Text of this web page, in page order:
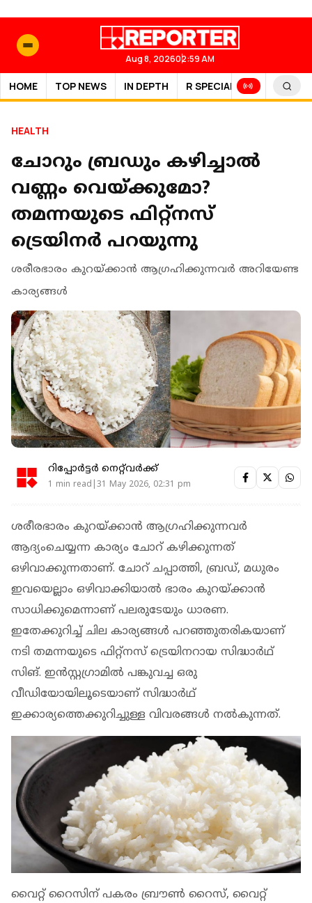
Aug 8, 202602:59 AM
HOME TOP NEWS IN DEPTH R SPECIAL SPORTS
HEALTH
ചോറും ബ്രഡും കഴിച്ചാല്‍
വണ്ണം വെയ്ക്കുമോ?
തമന്നയുടെ ഫിറ്റ്‌നസ്
ട്രെയിനര്‍ പറയുന്നു
ശരീരഭാരം കുറയ്ക്കാന്‍ ആഗ്രഹിക്കുന്നവര്‍ അറിയേണ്ട
കാര്യങ്ങള്‍
റിപ്പോർട്ടർ നെറ്റ്‌വര്‍ക്ക്‌
1 min read|31 May 2026, 02:31 pm
ശരീരഭാരം കുറയ്ക്കാന്‍ ആഗ്രഹിക്കുന്നവര്‍
ആദ്യംചെയ്യന്ന കാര്യം ചോറ് കഴിക്കുന്നത്
ഒഴിവാക്കുന്നതാണ്. ചോറ് ചപ്പാത്തി, ബ്രഡ്, മധുരം
ഇവയെല്ലാം ഒഴിവാക്കിയാല്‍ ഭാരം കുറയ്ക്കാന്‍
സാധിക്കുമെന്നാണ് പലരുടേയും ധാരണ.
ഇതേക്കുറിച്ച് ചില കാര്യങ്ങള്‍ പറഞ്ഞുതരികയാണ്
നടി തമന്നയുടെ ഫിറ്റ്‌നസ് ട്രെയിനറായ സിദ്ധാര്‍ഥ്
സിങ്. ഇന്‍സ്റ്റഗ്രാമില്‍ പങ്കുവച്ച ഒരു
വീഡിയോയിലൂടെയാണ് സിദ്ധാര്‍ഥ്
ഇക്കാര്യത്തെക്കുറിച്ചുള്ള വിവരങ്ങള്‍ നല്‍കുന്നത്.
വൈറ്റ് റൈസിന് പകരം ബ്രൗണ്‍ റൈസ്, വൈറ്റ്